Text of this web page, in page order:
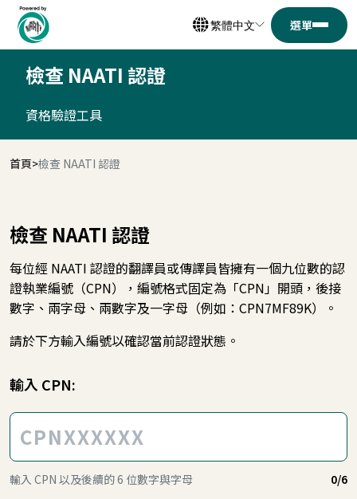
繁體中文
檢查 NAATI 認證
資格驗證工具
首頁 檢查 NAATI 認證
檢查 NAATI 認證
每位經 NAATI 認證的翻譯員或傳譯員皆擁有一個九位數的認
證執業編號（CPN），編號格式固定為「CPN」開頭，後接
數字、兩字母、兩數字及一字母（例如：CPN7MF89K）。
請於下方輸入編號以確認當前認證狀態。
輸入 CPN:
輸入 CPN 以及後續的 6 位數字與字母 0/6